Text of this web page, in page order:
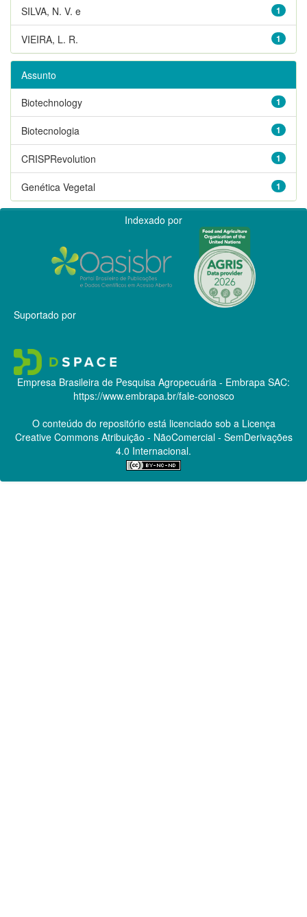
1
SILVA, N. V. e
1
VIEIRA, L. R.
Assunto
1
Biotechnology
1
Biotecnologia
1
CRISPRevolution
1
Genética Vegetal
Indexado por
Suportado por
Empresa Brasileira de Pesquisa Agropecuária - Embrapa SAC:
https://www.embrapa.br/fale-conosco
O conteúdo do repositório está licenciado sob a Licença
Creative CommonsAtribuição - NãoComercial - SemDerivações
4.0 Internacional.